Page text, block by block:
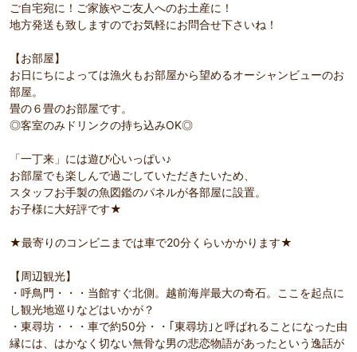
ご自宅宛に！ご家族やご友人へのお土産に！
地方発送も致しますのでお気軽にお問合せ下さいね！
【お部屋】
お日にちによっては漁火もお部屋から望めるオーシャンビューのお
部屋。
畳の６畳のお部屋です。
◎客室のみドリンクの持ち込みOK◎
「一丁来」には遊び心いっぱい♪
お部屋でも楽しんで過ごしていただきたいため、
スタッフお手製の魚図鑑のパネルが各部屋に設置。
お子様に大好評です★
★最寄りのコンビニまでは車で20分くらいかかります★
【周辺観光】
・呼鳥門・・・当館すぐ北側。越前海岸最大の奇石。ここを起点に
し観光地巡りなどはいかが？
・東尋坊・・・車で約50分・・｢東尋坊｣と呼ばれることになった由
縁には、はかなく切ない無骨な男の悲恋物語があったという逸話が